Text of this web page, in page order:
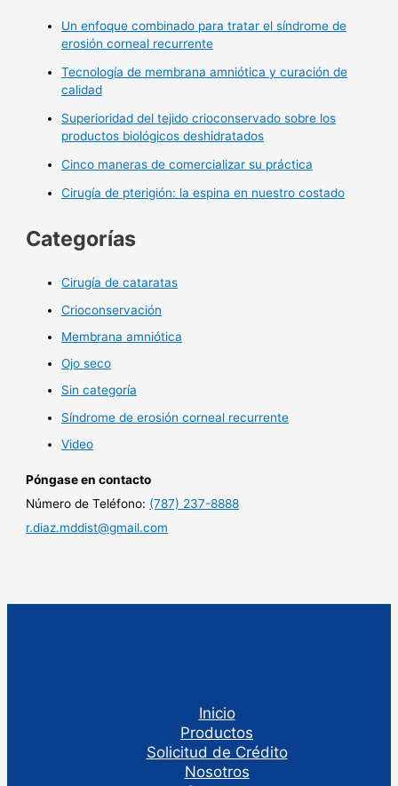
Un enfoque combinado para tratar el síndrome de
erosión corneal recurrente
Tecnología de membrana amniótica y curación de
calidad
Superioridad del tejido crioconservado sobre los
productos biológicos deshidratados
Cinco maneras de comercializar su práctica
Cirugía de pterigión: la espina en nuestro costado
Categorías
Cirugía de cataratas
Crioconservación
Membrana amniótica
Ojo seco
Sin categoría
Síndrome de erosión corneal recurrente
Video
Póngase en contacto
Número de Teléfono: (787) 237-8888
r.diaz.mddist@gmail.com
Inicio
Productos
Solicitud de Crédito
Nosotros